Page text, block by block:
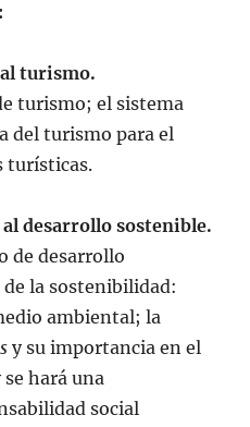
turismo.
turismo; el sistema
del turismo para el
turísticas.
desarrollo sostenible.
de desarrollo
la sostenibilidad:
ambiental; la
y su importancia en el
hará una
social